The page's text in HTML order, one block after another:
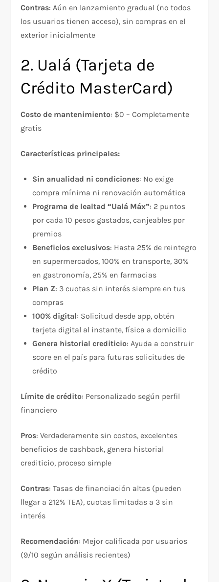
Contras: Aún en lanzamiento gradual (no todos
los usuarios tienen acceso), sin compras en el
exterior inicialmente​​
2. Ualá (Tarjeta de
Crédito MasterCard)
Costo de mantenimiento: $0 – Completamente
gratis​​
Características principales:
Sin anualidad ni condiciones: No exige
compra mínima ni renovación automática​
Programa de lealtad “Ualá Máx”: 2 puntos
por cada 10 pesos gastados, canjeables por
premios​
Beneficios exclusivos: Hasta 25% de reintegro
en supermercados, 100% en transporte, 30%
en gastronomía, 25% en farmacias​
Plan Z: 3 cuotas sin interés siempre en tus
compras​
100% digital: Solicitud desde app, obtén
tarjeta digital al instante, física a domicilio​
Genera historial crediticio: Ayuda a construir
score en el país para futuras solicitudes de
crédito​
Límite de crédito: Personalizado según perfil
financiero
Pros: Verdaderamente sin costos, excelentes
beneficios de cashback, genera historial
crediticio, proceso simple
Contras: Tasas de financiación altas (pueden
llegar a 212% TEA), cuotas limitadas a 3 sin
interés​
Recomendación: Mejor calificada por usuarios
(9/10 según análisis recientes)​